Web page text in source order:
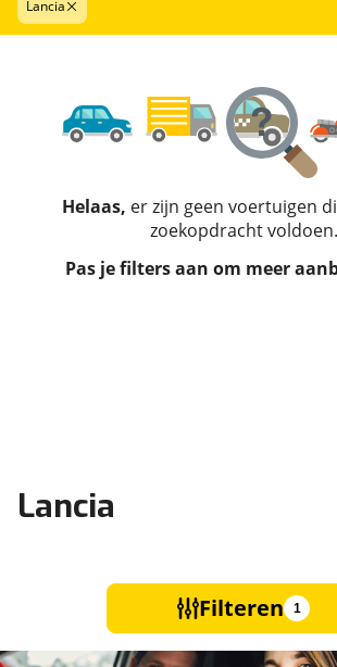
Lancia
Helaas, er zijn geen voertuigen
zoekopdracht voldoen.
Pas je filters aan om meer
Lancia
Filteren 1